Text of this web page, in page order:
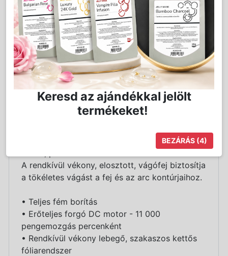
eltávolíthatók a rendszeres karbantartás
megkönnyítése érdekében.
A BaBylissPRO4Artists borotvákkal hajat is
lehet borotválni nagyon rövidre ill. lehetővé
teszik a tarkónál lévő rész kiegyenlítését,
megtisztítását, az elszórt szőrszálaktól.
A NiMH akkumulátorral ellátott FXFS2GSE
vezetékkel vagy vezeték nélkül is működnek.
Legfeljebb 3 órás folyamatos használati időt
Rendkívül gyors és nagy teljesítményű DC
A rendkívül vékony, elosztott, vágófej biztosítja
a tökéletes vágást a fej és az arc kontúrjaihoz.
• Teljes fém borítás
• Erőteljes forgó DC motor - 11 000
pengemozgás percenként
• Rendkívül vékony lebegő, szakaszos kettős
fóliarendszer
Keresd az ajándékkal jelölt
termékeket!
BEZÁRÁS (3)